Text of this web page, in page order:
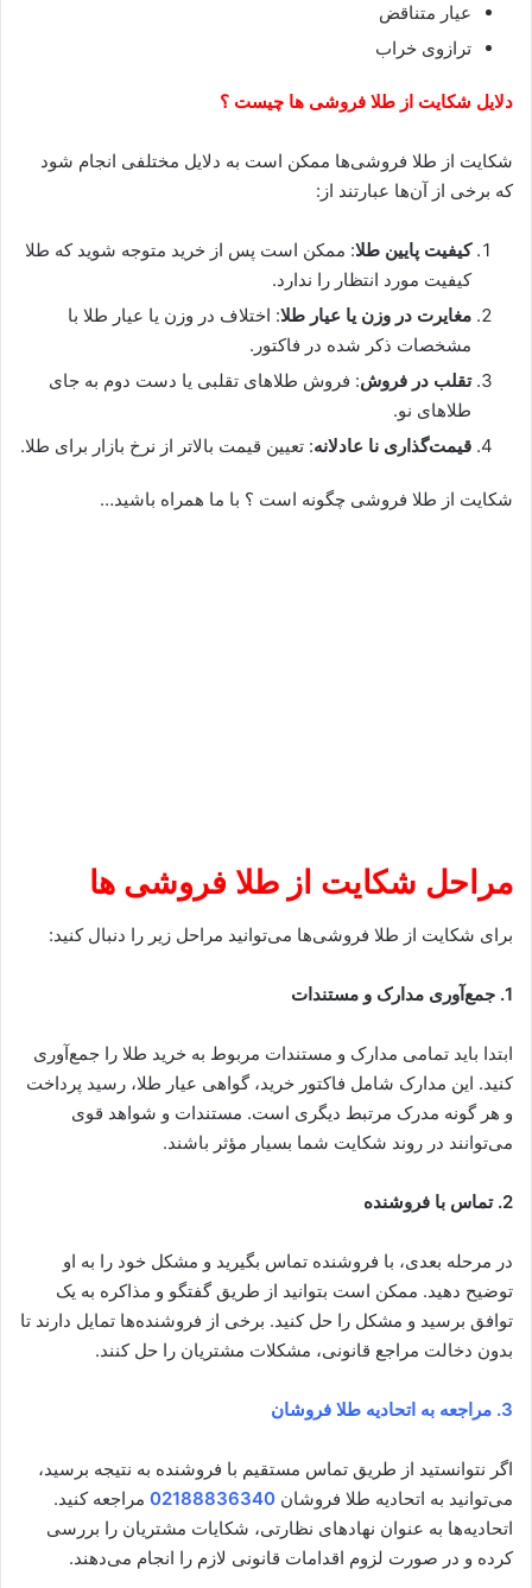
عیار متناقض
ترازوی خراب
دلایل شکایت از طلا فروشی ها چیست ؟
شکایت از طلا فروشی‌ها ممکن است به دلایل مختلفی انجام شود
که برخی از آن‌ها عبارتند از:
کیفیت پایین طلا: ممکن است پس از خرید متوجه شوید که طلا
کیفیت مورد انتظار را ندارد.
مغایرت در وزن یا عیار طلا: اختلاف در وزن یا عیار طلا با
مشخصات ذکر شده در فاکتور.
تقلب در فروش: فروش طلاهای تقلبی یا دست دوم به جای
طلاهای نو.
قیمت‌گذاری نا عادلانه: تعیین قیمت بالاتر از نرخ بازار برای طلا.
شکایت از طلا فروشی چگونه است ؟ با ما همراه باشید…
مراحل شکایت از طلا فروشی ها
برای شکایت از طلا فروشی‌ها می‌توانید مراحل زیر را دنبال کنید:
1. جمع‌آوری مدارک و مستندات
ابتدا باید تمامی مدارک و مستندات مربوط به خرید طلا را جمع‌آوری
کنید. این مدارک شامل فاکتور خرید، گواهی عیار طلا، رسید پرداخت
و هر گونه مدرک مرتبط دیگری است. مستندات و شواهد قوی
می‌توانند در روند شکایت شما بسیار مؤثر باشند.
2. تماس با فروشنده
در مرحله بعدی، با فروشنده تماس بگیرید و مشکل خود را به او
توضیح دهید. ممکن است بتوانید از طریق گفتگو و مذاکره به یک
توافق برسید و مشکل را حل کنید. برخی از فروشنده‌ها تمایل دارند تا
بدون دخالت مراجع قانونی، مشکلات مشتریان را حل کنند.
3. مراجعه به اتحادیه طلا فروشان
اگر نتوانستید از طریق تماس مستقیم با فروشنده به نتیجه برسید،
می‌توانید به اتحادیه طلا فروشان 02188836340 مراجعه کنید.
اتحادیه‌ها به عنوان نهادهای نظارتی، شکایات مشتریان را بررسی
کرده و در صورت لزوم اقدامات قانونی لازم را انجام می‌دهند.